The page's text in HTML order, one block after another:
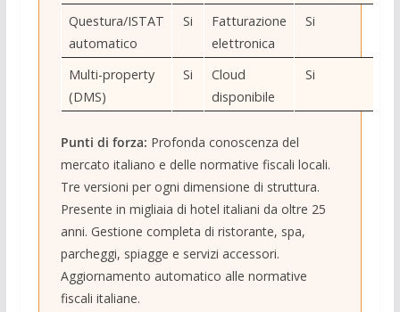
Questura/ISTAT
automatico
Si
Fatturazione
elettronica
Si
Multi-property
(DMS)
Si
Cloud
disponibile
Si
Punti di forza: Profonda conoscenza del
mercato italiano e delle normative fiscali locali.
Tre versioni per ogni dimensione di struttura.
Presente in migliaia di hotel italiani da oltre 25
anni. Gestione completa di ristorante, spa,
parcheggi, spiagge e servizi accessori.
Aggiornamento automatico alle normative
fiscali italiane.